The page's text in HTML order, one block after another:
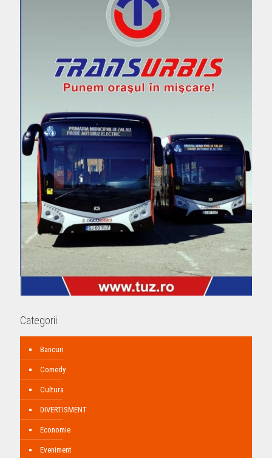
Categorii
Bancuri
Comedy
Cultura
DIVERTISMENT
Economie
Eveniment